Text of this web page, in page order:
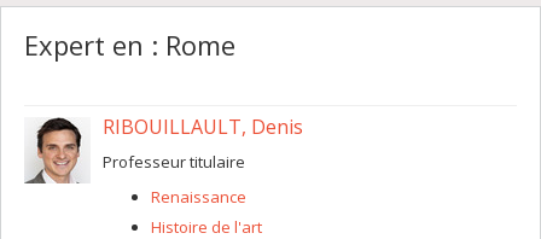
Expert en : Rome
RIBOUILLAULT, Denis
Professeur titulaire
Renaissance
Histoire de l'art